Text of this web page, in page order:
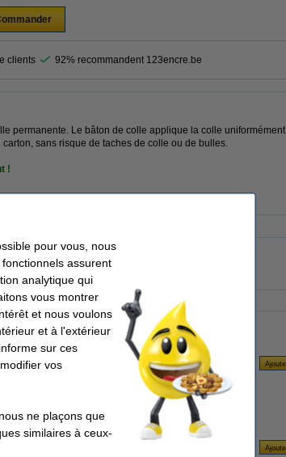
clients 92% recommandent 123encre.be
permanente. Le bâton de colle applique la colle uniformément
sans risque de taches de colle ou de bulles.
!
Volume:
Fixation:
Code produit:
pour vous, nous
assurent
analytique qui
vous montrer
et nous voulons
et à l'extérieur
sur ces
vos
ne plaçons que
similaires à ceux-